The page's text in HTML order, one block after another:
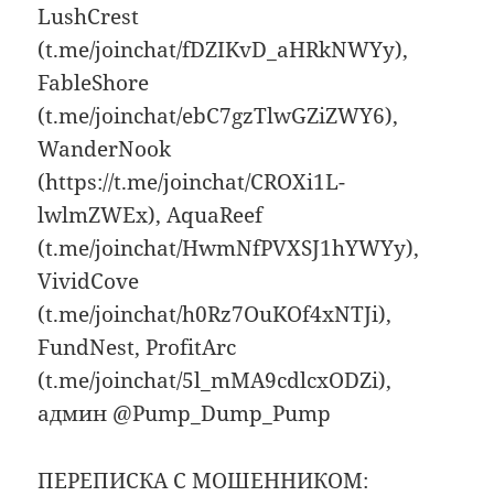
LushCrest
(t.me/joinchat/fDZIKvD_aHRkNWYy),
FableShore
(t.me/joinchat/ebC7gzTlwGZiZWY6),
WanderNook
(https://t.me/joinchat/CROXi1L-
lwlmZWEx), AquaReef
(t.me/joinchat/HwmNfPVXSJ1hYWYy),
VividCove
(t.me/joinchat/h0Rz7OuKOf4xNTJi),
FundNest, ProfitArc
(t.me/joinchat/5l_mMA9cdlcxODZi),
админ @Pump_Dump_Pump
ПЕРЕПИСКА С МОШЕННИКОМ: